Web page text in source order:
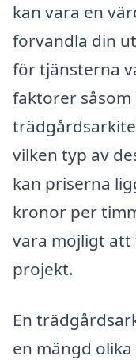
kan vara en
förvandla din
för tjänsterna
faktorer
vilken typ av
kan priserna
kronor per
vara möjligt att
projekt.
En
en mängd